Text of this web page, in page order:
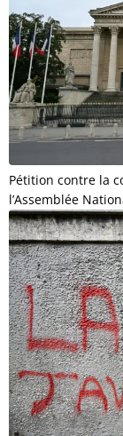
Pétition contre la
l’Assemblée